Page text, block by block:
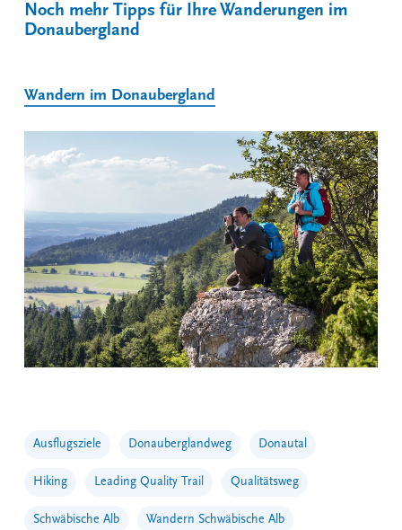
Noch mehr Tipps für Ihre Wanderungen im
Donaubergland
Wandern im Donaubergland
Ausflugsziele Donauberglandweg Donautal
Hiking Leading Quality Trail Qualitätsweg
Schwäbische Alb Wandern Schwäbische Alb